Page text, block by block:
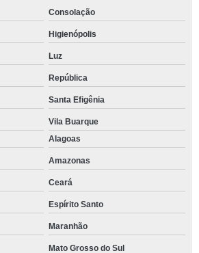
Consolação
Higienópolis
Luz
República
Santa Efigênia
Vila Buarque
Alagoas
Amazonas
Ceará
Espírito Santo
Maranhão
Mato Grosso do Sul